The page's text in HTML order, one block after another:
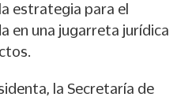
estrategia para el
en una jugarreta jurídica
la Secretaría de